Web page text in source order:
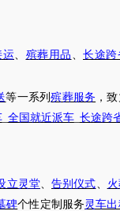
运 殡葬用品
长途跨
等一系列殡葬服务 ，
_ 全国就近派车_ 长途跨
立灵堂、告别仪式
碑个性定制服务 灵车